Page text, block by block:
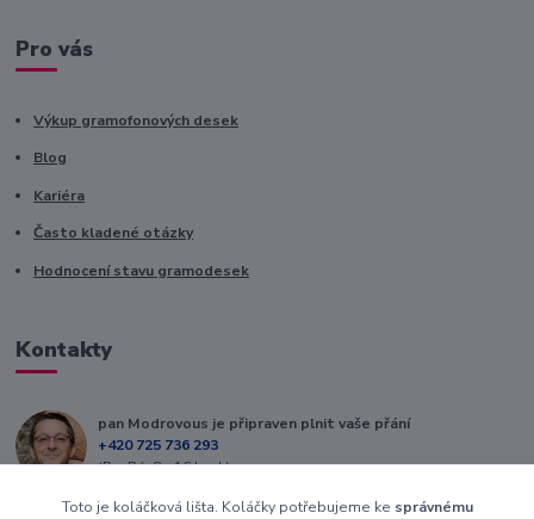
Pro vás
Výkup gramofonových desek
Blog
Kariéra
Často kladené otázky
Hodnocení stavu gramodesek
Kontakty
pan Modrovous je připraven plnit vaše přání
+420 725 736 293
(Po-Pá, 8 - 16 hod.)
info@modrovous.cz
Toto je koláčková lišta. Koláčky potřebujeme ke správnému